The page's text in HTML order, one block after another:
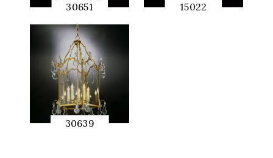
30651
快速预
览
15022
30639